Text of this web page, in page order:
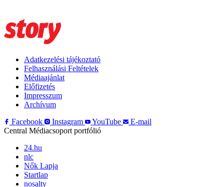
Adatkezelési tájékoztató
Felhasználási Feltételek
Médiaajánlat
Előfizetés
Impresszum
Archívum
Facebook
Instagram YouTube
E-mail
Central Médiacsoport portfólió
24.hu
nlc
Nők Lapja
Startlap
nosalty